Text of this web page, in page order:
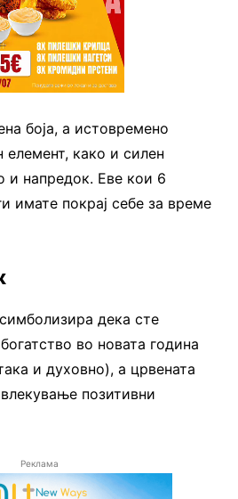
боја, а истовремено
елемент, како и силен
и напредок. Еве кои 6
имате покрај себе за време
дека сте
во новата година
и духовно), а црвената
позитивни
Реклама